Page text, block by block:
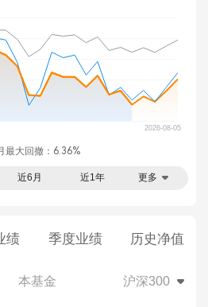
最大回撤： 6.36%
近6月 近1年 更多
绩 季度业绩 历史净值
本基金 沪深300